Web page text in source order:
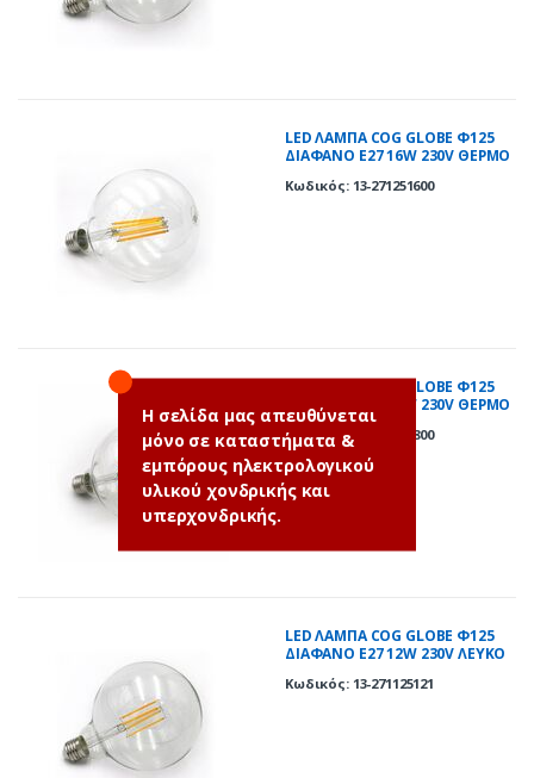
LED ΛΑΜΠΑ COG GLOBE Φ125
ΔΙΑΦΑΝΟ Ε27 16W 230V ΘΕΡΜΟ
Κωδικός: 13-271251600
LED ΛΑΜΠΑ COG GLOBE Φ125
ΔΙΑΦΑΝΟ Ε27 18W 230V ΘΕΡΜΟ
2800K
Κωδικός: 13-271251800
LED ΛΑΜΠΑ COG GLOBE Φ125
ΔΙΑΦΑΝΟ Ε27 12W 230V ΛΕΥΚΟ
Κωδικός: 13-271125121
Η σελίδα μας απευθύνεται
μόνο σε καταστήματα &
εμπόρους ηλεκτρολογικού
υλικού χονδρικής και
υπερχονδρικής.